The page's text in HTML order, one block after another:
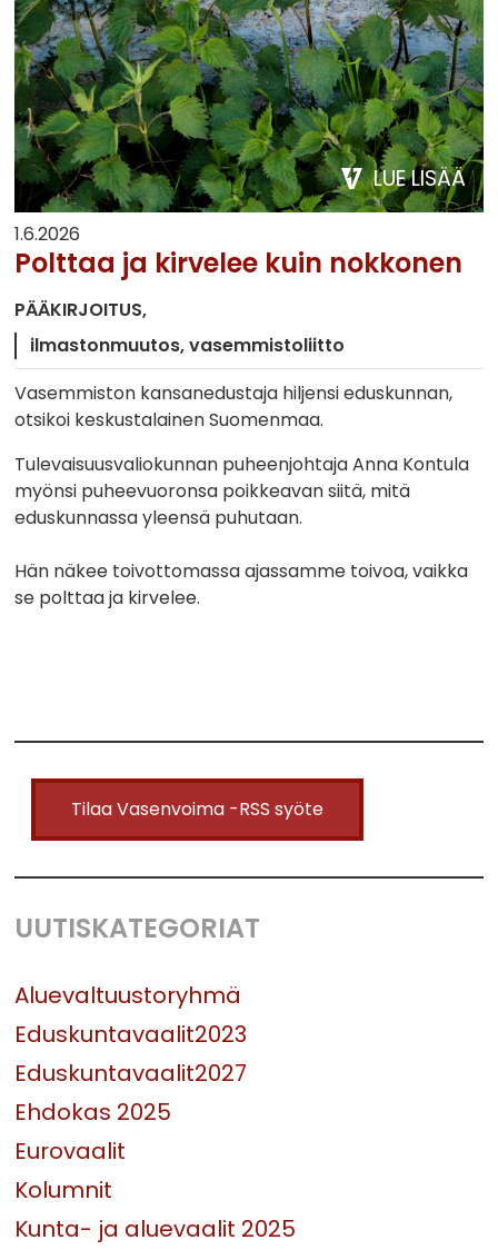
LUE LISÄÄ
1.6.2026
Polttaa ja kirvelee kuin nokkonen
PÄÄKIRJOITUS
ilmastonmuutos vasemmistoliitto
Vasemmiston kansanedustaja hiljensi eduskunnan,
otsikoi keskustalainen Suomenmaa.
Tulevaisuusvaliokunnan puheenjohtaja Anna Kontula
myönsi puheevuoronsa poikkeavan siitä, mitä
eduskunnassa yleensä puhutaan.
Hän näkee toivottomassa ajassamme toivoa, vaikka
se polttaa ja kirvelee.
Tilaa Vasenvoima -RSS syöte
UUTISKATEGORIAT
Aluevaltuustoryhmä
Eduskuntavaalit2023
Eduskuntavaalit2027
Ehdokas 2025
Eurovaalit
Kolumnit
Kunta- ja aluevaalit 2025